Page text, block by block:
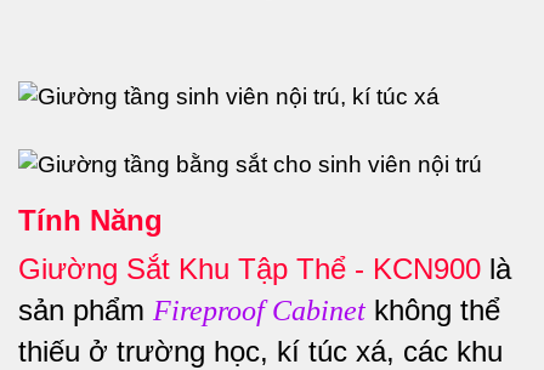
Tính Năng
Giường Sắt Khu Tập Thể - KCN900 là
sản phẩm Fireproof Cabinet không thể
thiếu ở trường học, kí túc xá, các khu